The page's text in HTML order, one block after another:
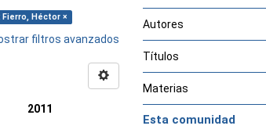
Fierro, Héctor ×
filtros avanzados
2011
Autores
Títulos
Materias
Esta comunidad